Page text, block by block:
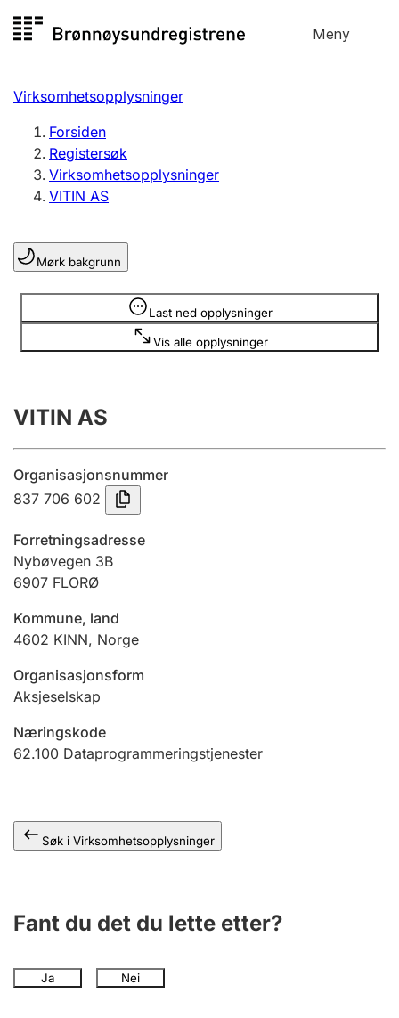
til
Meny
Registersøk
Aksjeselskap
Enkeltpersonforetak
Registrere, endre, slette
Lag og forening
Registrere, endre, slette
Årsregnskap
Innsending og forsinkelsesgebyr
Jeger
Ektepaktveileder
Offentlig sektor
Virksomhetsopplysninger
Forsiden
Registersøk
Virksomhetsopplysninger
VITIN AS
Mørk bakgrunn
Last ned opplysninger
Vis alle opplysninger
Opplysninger er skjult
VITIN AS
Organisasjonsnummer
837 706 602
Forretningsadresse
Nybøvegen 3B
6907 FLORØ
Kommune, land
4602 KINN, Norge
Organisasjonsform
Aksjeselskap
Næringskode
62.100 Dataprogrammeringstjenester
Søk i Virksomhetsopplysninger
Fant du det du lette etter?
Ja Nei